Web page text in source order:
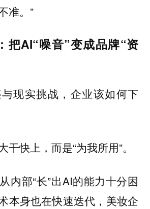
准。”
把AI“噪音”变成品牌“资
现实挑战，企业该如何下
干快上，而是“为我所用”。
内部“长”出AI的能力十分困
本身也在快速迭代，美妆企